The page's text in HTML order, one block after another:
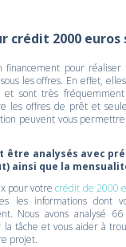
crédit 2000 euros
financement pour
les offres. En effet,
et sont très
les offres de prêt et
peuvent vous
être analysés avec
ainsi que la
pour votrecrédit de 2000
les informations dont
Nous avons analysé
la tâche et vous aider à
projet.